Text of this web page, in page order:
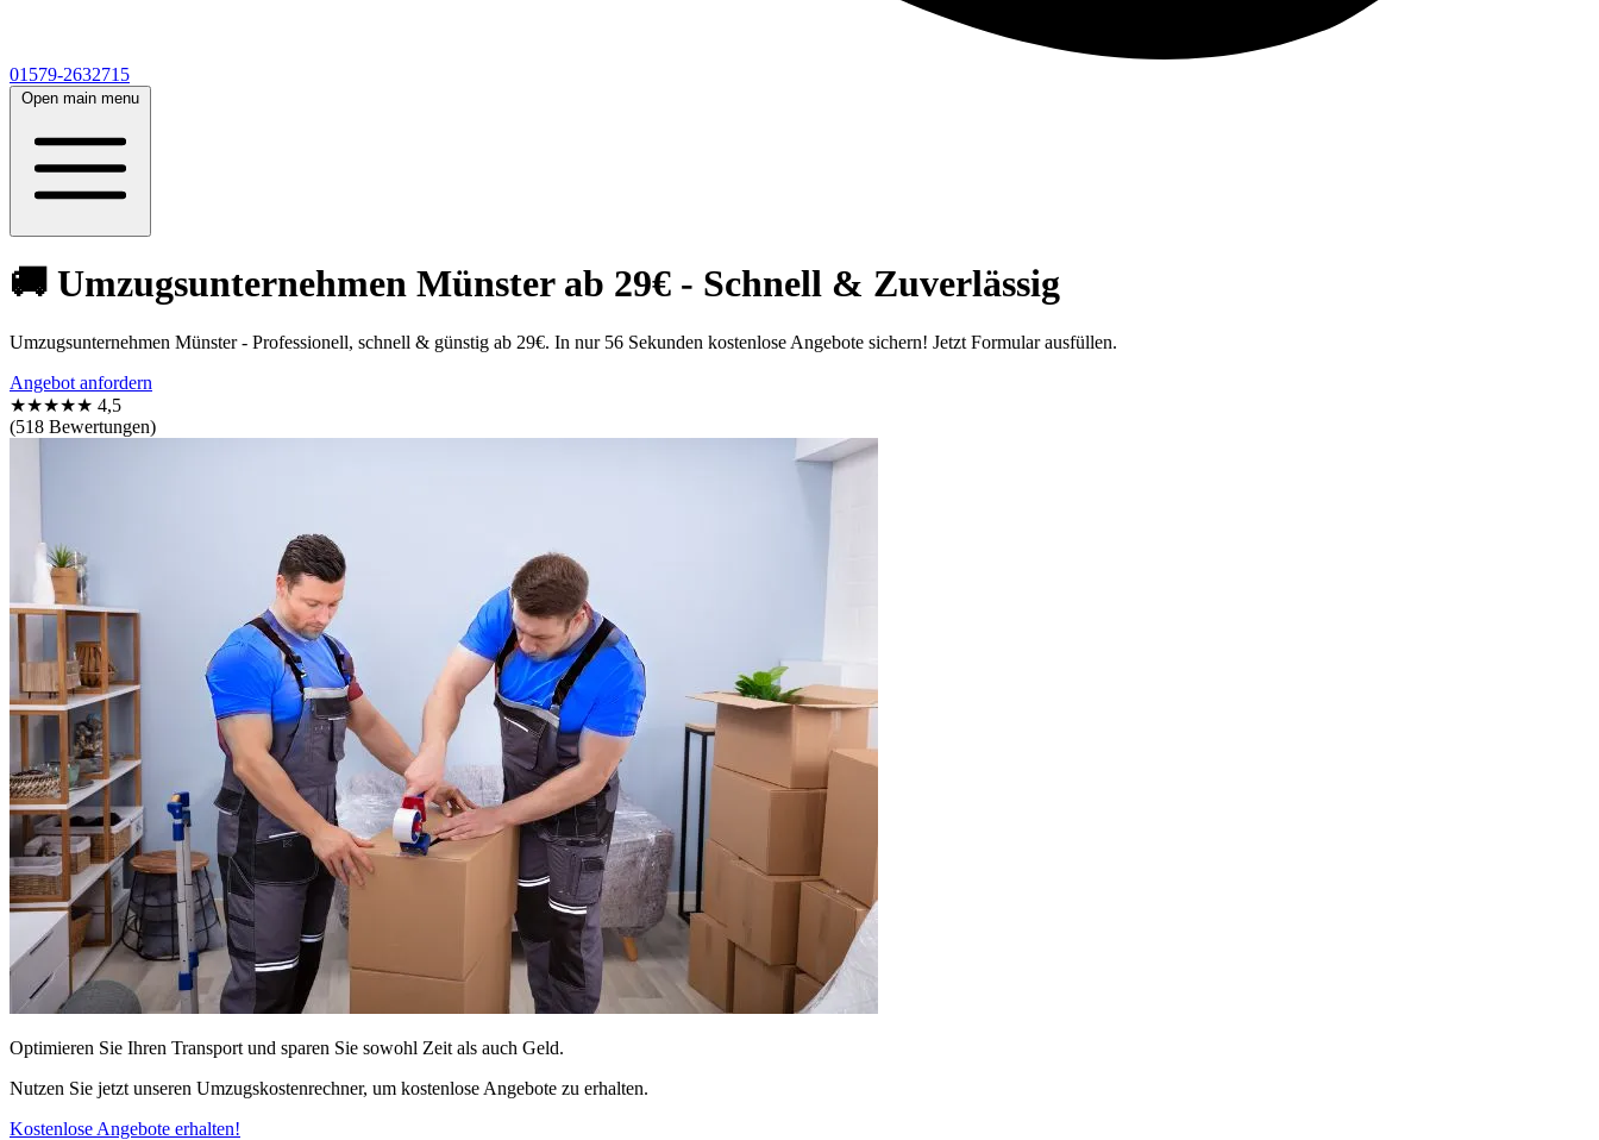
01579-2632715
Open main menu
🚚 Umzugsunternehmen Münster ab 29€ - Schnell & Zuverlässig
Umzugsunternehmen Münster - Professionell, schnell & günstig ab 29€. In nur 56 Sekunden kostenlose Angebote sichern! Jetzt Formular ausfüllen.
Angebot anfordern
★★★★★ 4,5
(518 Bewertungen)
Optimieren Sie Ihren Transport und sparen Sie sowohl Zeit als auch Geld.
Nutzen Sie jetzt unseren Umzugskostenrechner, um kostenlose Angebote zu erhalten.
Kostenlose Angebote erhalten!